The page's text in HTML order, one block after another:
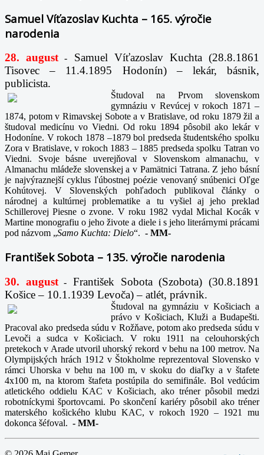
Samuel Víťazoslav Kuchta – 165. výročie
narodenia
28. august-
Samuel Víťazoslav Kuchta (28.8.1861
Tisovec – 11.4.1895 Hodonín) – lekár, básnik,
publicista.
Študoval na Prvom slovenskom
gymnáziu v Revúcej v rokoch 1871 –
1874, potom v Rimavskej Sobote a v Bratislave, od roku 1879 žil a
študoval medicínu vo Viedni. Od roku 1894 pôsobil ako lekár v
Hodoníne. V rokoch 1878 –1879 bol predseda študentského spolku
Zora v Bratislave, v rokoch 1883 – 1885 predseda spolku Tatran vo
Viedni. Svoje básne uverejňoval v Slovenskom almanachu, v
Almanachu mládeže slovenskej a v Pamätnici Tatrana. Z jeho básní
je najvýraznejší cyklus ľúbostnej poézie venovaný snúbenici Oľge
Kohútovej. V Slovenských pohľadoch publikoval články o
národnej a kultúrnej problematike a tu vyšiel aj jeho preklad
Schillerovej Piesne o zvone. V roku 1982 vydal Michal Kocák v
Martine monografiu o jeho živote a diele i s jeho literárnymi prácami
pod názvom „Samo Kuchta: Dielo“. - MM-
František Sobota – 135. výročie narodenia
30. august-
František Sobota (Szobota) (30.8.1891
Košice – 10.1.1939 Levoča) – atlét, právnik.
Študoval na gymnáziu v Košiciach a
právo v Košiciach, Kluži a Budapešti.
Pracoval ako predseda súdu v Rožňave, potom ako predseda súdu v
Levoči a sudca v Košiciach. V roku 1911 na celouhorských
pretekoch v Arade utvoril uhorský rekord v behu na 100 metrov. Na
Olympijských hrách 1912 v Štokholme reprezentoval Slovensko v
rámci Uhorska v behu na 100 m, v skoku do diaľky a v štafete
4x100 m, na ktorom štafeta postúpila do semifinále. Bol vedúcim
atletického oddielu KAC v Košiciach, ako tréner pôsobil medzi
robotníckymi športovcami. Po skončení kariéry pôsobil ako tréner
materského košického klubu KAC, v rokoch 1920 – 1921 mu
dokonca šéfoval. - MM-